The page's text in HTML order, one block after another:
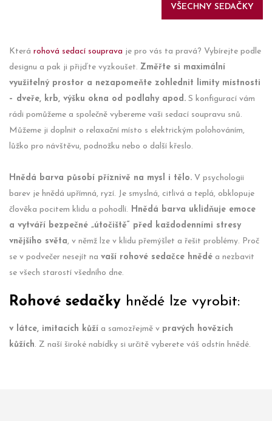
VŠECHNY SEDAČKY
Která rohová sedací souprava je pro vás ta pravá? Vybírejte podle
designu a pak ji přijďte vyzkoušet. Změřte si maximální
využitelný prostor a nezapomeňte zohlednit limity místnosti
– dveře, krb, výšku okna od podlahy apod. S konfigurací vám
rádi pomůžeme a společně vybereme vaši sedací soupravu snů.
Můžeme ji doplnit o relaxační místo s elektrickým polohováním,
lůžko pro návštěvu, podnožku nebo o další křeslo.
Hnědá barva působí příznivě na mysl i tělo. V psychologii
barev je hnědá upřímná, ryzí. Je smyslná, citlivá a teplá, obklopuje
člověka pocitem klidu a pohodlí. Hnědá barva uklidňuje emoce
a vytváří bezpečné „útočiště“ před každodenními stresy
vnějšího světa, v němž lze v klidu přemýšlet a řešit problémy. Proč
se v podvečer nesejít na vaší rohové sedačce hnědé a nezbavit
se všech starostí všedního dne.
Rohové sedačky hnědé lze vyrobit:
v látce, imitacích kůží a samozřejmě v pravých hovězích
kůžích. Z naší široké nabídky si určitě vyberete váš odstín hnědé.